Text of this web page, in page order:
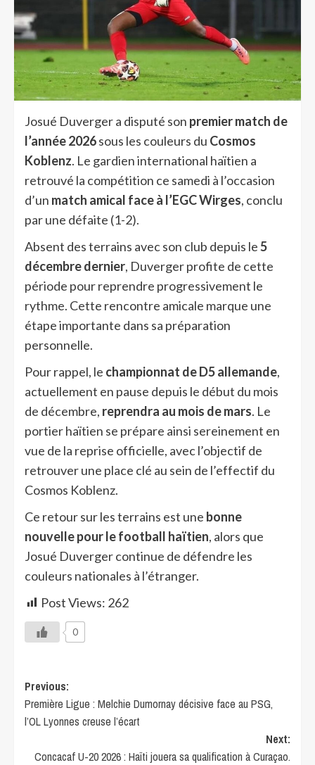
Josué Duverger a disputé son premier match de
l’année 2026sous les couleurs du Cosmos
Koblenz. Le gardien international haïtien a
retrouvé la compétition ce samedi à l’occasion
d’un match amical face à l’EGC Wirges, conclu
par une défaite (1-2).
Absent des terrains avec son club depuis le5
décembre dernier, Duverger profite de cette
période pour reprendre progressivement le
rythme. Cette rencontre amicale marque une
étape importante dans sa préparation
personnelle.
Pour rappel, le championnat de D5 allemande,
actuellement en pause depuis le début du mois
de décembre, reprendra au mois de mars. Le
portier haïtien se prépare ainsi sereinement en
vue de la reprise officielle, avec l’objectif de
retrouver une place clé au sein de l’effectif du
Cosmos Koblenz.
Ce retour sur les terrains est une bonne
nouvelle pour le football haïtien, alors que
Josué Duverger continue de défendre les
couleurs nationales à l’étranger.
Post Views: 262
0
Previous:
Première Ligue : Melchie Dumornay décisive face au PSG,
l’OL Lyonnes creuse l’écart
Next:
Concacaf U-20 2026 : Haïti jouera sa qualification à Curaçao.